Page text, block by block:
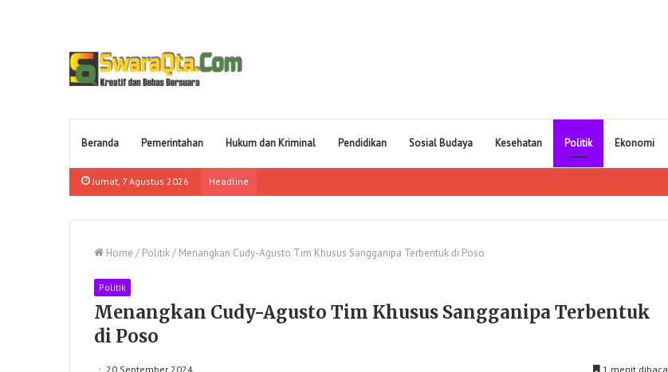
Beranda Pemerintahan Hukum dan Kriminal Pendidikan Sosial Budaya Kesehatan Politik Ekonomi
Jumat, 7 Agustus 2026 Headline
Home / Politik/ Menangkan Cudy-Agusto Tim Khusus Sangganipa Terbentuk di Poso
Politik
Menangkan Cudy-Agusto Tim Khusus Sangganipa Terbentuk
di Poso
20 September 2024 1 menit dibaca